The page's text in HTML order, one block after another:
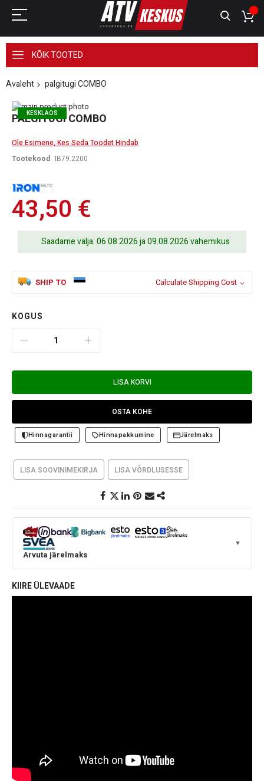
KÕIK TOOTED
Avaleht palgitugi COMBO
Skip
to
the
of
the
KESKLAOS
Skip
to
beginning
of
gallery
PALGITUGI COMBO
Ole Esimene, Kes Seda Toodet Hindab
Tootekood IB79.2200
43,50 €
Saadame välja: 06.08.2026 ja 09.08.2026 vahemikus
SHIP TO Calculate Shipping Cost
KOGUS
LISA KORVI
OSTA KOHE
Hinnagarantii Hinnapakkumine Järelmaks
LISA SOOVINIMEKIRJA LISA VÕRDLUSESSE
Arvuta järelmaks
▼
KIIRE ÜLEVAADE